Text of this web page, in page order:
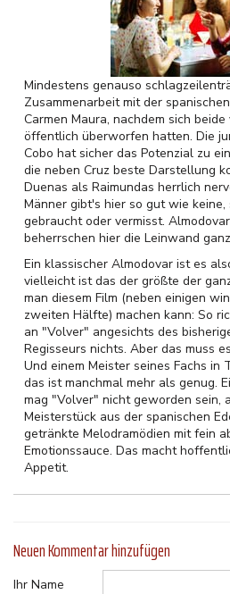
Mindestens genauso
Zusammenarbeit mit der
Carmen Maura, nachdem sich
öffentlich überworfen hatten. Die
Cobo hat sicher das Potenzial zu
die neben Cruz beste Darstellung
Duenas als Raimundas herrlich
Männer gibt's hier so gut wie
gebraucht oder vermisst.
beherrschen hier die Leinwand
Ein klassischer Almodovar ist es
vielleicht ist das der größte der
man diesem Film (neben einigen
zweiten Hälfte) machen kann: So
an "Volver" angesichts des
Regisseurs nichts. Aber das muss
Und einem Meister seines Fachs in
das ist manchmal mehr als genug.
mag "Volver" nicht geworden sein,
Meisterstück aus der spanischen
getränkte Melodramödien mit fein
Emotionssauce. Das macht
Appetit.
Neuen Kommentar hinzufügen
Ihr Name